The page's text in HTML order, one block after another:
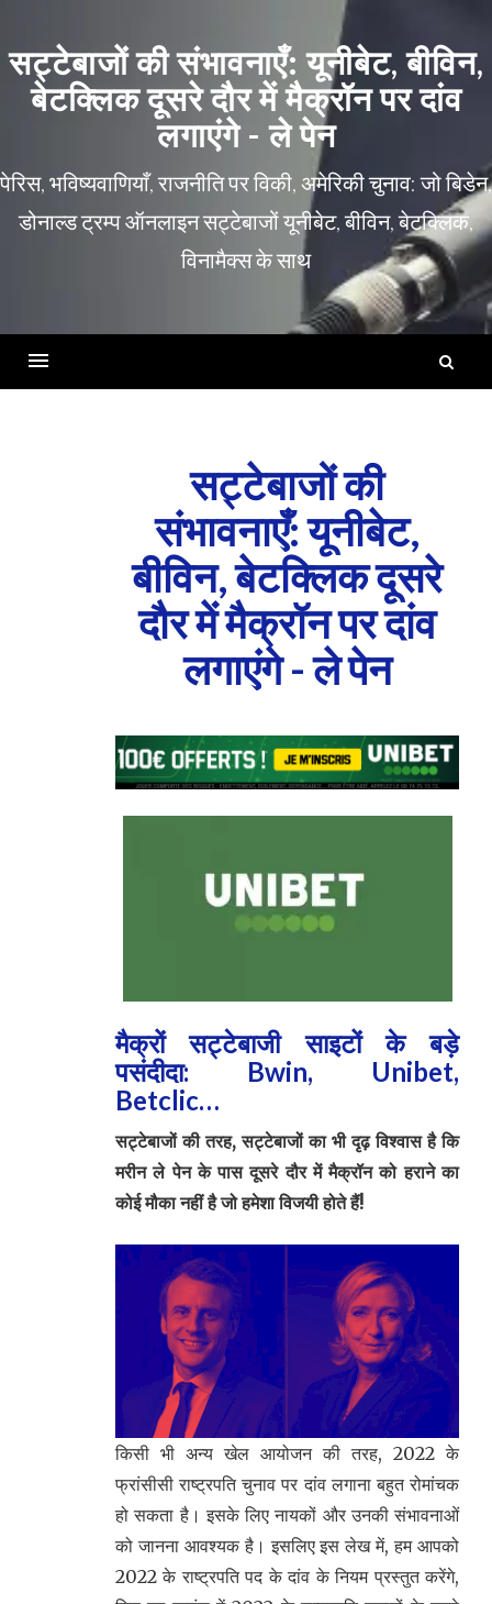
सामग्री
के
सट्टेबाजों की संभावनाएँ: यूनीबेट, बीविन,
बेटक्लिक दूसरे दौर में मैक्रॉन पर दांव
लगाएंगे - ले पेन
पेरिस, भविष्यवाणियाँ, राजनीति पर विकी, अमेरिकी चुनाव: जो बिडेन,
डोनाल्ड ट्रम्प ऑनलाइन सट्टेबाजों यूनीबेट, बीविन, बेटक्लिक,
विनामैक्स के साथ
सट्टेबाजों की
संभावनाएँ: यूनीबेट,
बीविन, बेटक्लिक दूसरे
दौर में मैक्रॉन पर दांव
लगाएंगे - ले पेन
मैक्रों सट्टेबाजी साइटों के बड़े
पसंदीदा: Bwin, Unibet,
Betclic…
सट्टेबाजों की तरह, सट्टेबाजों का भी दृढ़ विश्वास है कि
मरीन ले पेन के पास दूसरे दौर में मैक्रॉन को हराने का
कोई मौका नहीं है जो हमेशा विजयी होते हैं!
किसी भी अन्य खेल आयोजन की तरह, 2022 के
फ्रांसीसी राष्ट्रपति चुनाव पर दांव लगाना बहुत रोमांचक
हो सकता है। इसके लिए नायकों और उनकी संभावनाओं
को जानना आवश्यक है। इसलिए इस लेख में, हम आपको
2022 के राष्ट्रपति पद के दांव के नियम प्रस्तुत करेंगे,